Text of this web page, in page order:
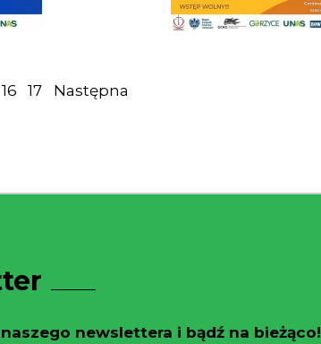
16 17 Następna
newslettera i bądź na bieżąco!